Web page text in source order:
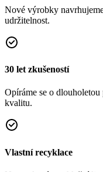
Nové výrobky
udržitelnost.
30 let zkušeností
Opíráme se o
kvalitu.
Vlastní recyklace